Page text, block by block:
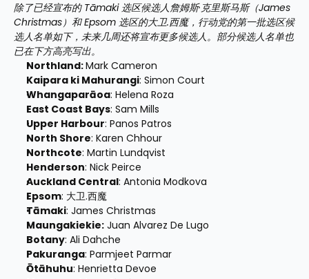
除了已经宣布的 Tāmaki 选区候选人詹姆斯·克里斯马斯（James
Christmas）和 Epsom 选区的大卫.西魔，行动党的第一批选区候
选人名单如下，未来几周还将宣布更多候选人。部分候选人名单也
已在下方高亮写出。
Northland: Mark Cameron
Kaipara ki Mahurangi: Simon Court
Whangaparāoa: Helena Roza
East Coast Bays: Sam Mills
Upper Harbour: Panos Patros
North Shore: Karen Chhour
Northcote: Martin Lundqvist
Henderson: Nick Peirce
Auckland Central: Antonia Modkova
Epsom: 大卫.西魔
Tāmaki: James Christmas
Maungakiekie: Juan Alvarez De Lugo
Botany: Ali Dahche
Pakuranga: Parmjeet Parmar
Ōtāhuhu: Henrietta Devoe